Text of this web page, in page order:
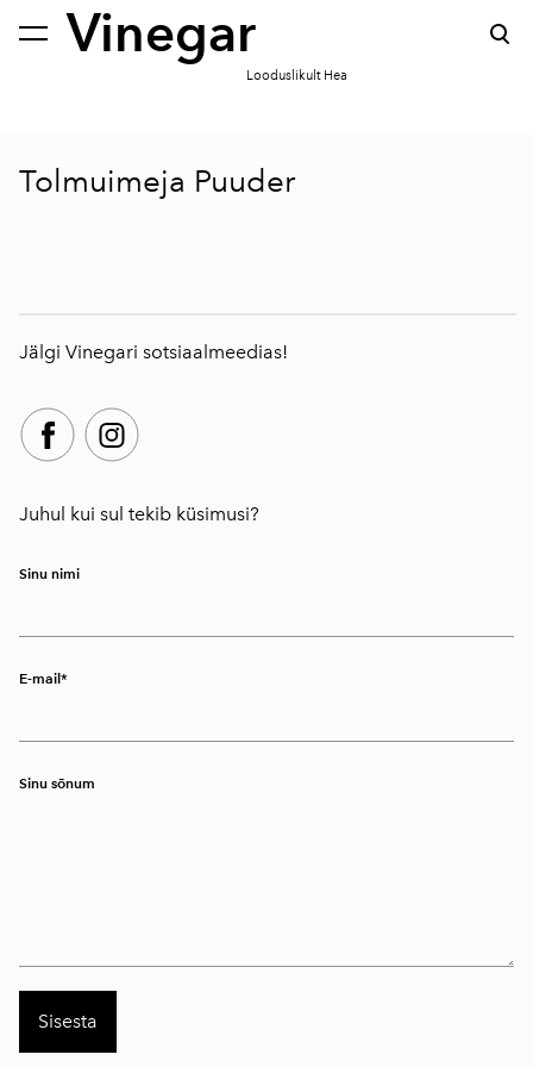
Vinegar
Looduslikult Hea
lisati ostukorvi. Vaata ostukorvi
Tolmuimeja Puuder
Jälgi Vinegari sotsiaalmeedias!
Juhul kui sul tekib küsimusi?
Sinu nimi
E-mail
Sinu sõnum